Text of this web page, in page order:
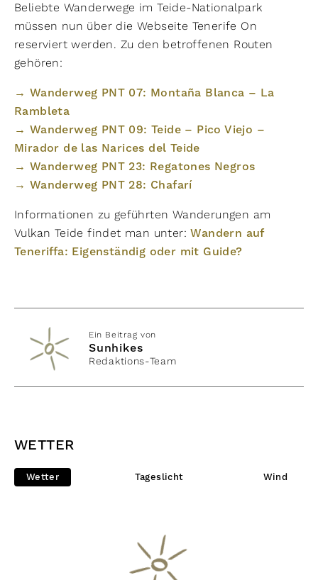
Beliebte Wanderwege im Teide-Nationalpark
müssen nun über die Webseite Tenerife On
reserviert werden. Zu den betroffenen Routen
gehören:
→ Wanderweg PNT 07: Montaña Blanca – La
Rambleta
→ Wanderweg PNT 09: Teide – Pico Viejo –
Mirador de las Narices del Teide
→ Wanderweg PNT 23: Regatones Negros
→ Wanderweg PNT 28: Chafarí
Informationen zu geführten Wanderungen am
Vulkan Teide findet man unter:Wandern auf
Teneriffa: Eigenständig oder mit Guide?
Ein Beitrag von
Sunhikes
Redaktions-Team
WETTER
Wetter Tageslicht Wind